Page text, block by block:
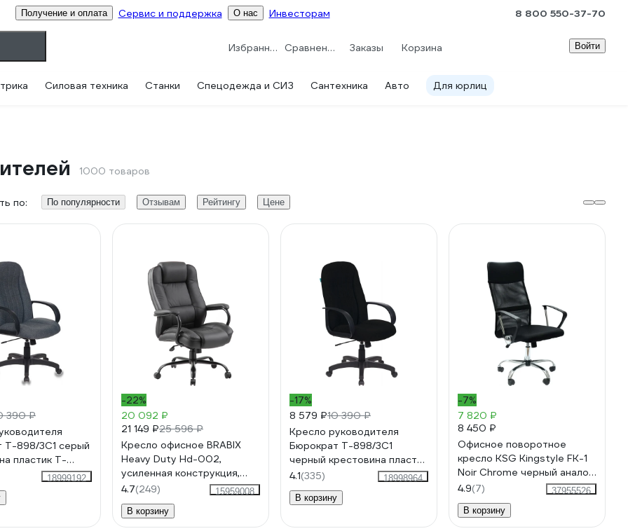
Получение и оплата Сервис и поддержка О нас Инвесторам 8 800 550-37-70
Избранное Сравнение Заказы Корзина Войти
Силовая техника Станки Спецодежда и СИЗ Сантехника Авто Для юрлиц
1000 товаров
по: По популярности Отзывам Рейтингу Цене
390 ₽
T-898/3C1 серый
пластик T-
18999192
-22%
20 092 ₽
21 149 ₽25 596 ₽
Кресло офисное BRABIX
Heavy Duty Hd-002,
усиленная конструкция,
Нагрузка 200 кг экокожа
531829
4.7(249)
15959008
В корзину
-17%
8 579 ₽10 390 ₽
Кресло руководителя
Бюрократ T-898/3C1
черный крестовина пластик
T-898/3C11BL
4.1(335)
18998964
В корзину
-7%
7 820 ₽
8 450 ₽
Офисное поворотное
кресло KSG Kingstyle FK-1
Noir Chrome черный аналог
Ultra, Fir, Монте KSG-
0001178
4.9(7)
37955526
В корзину